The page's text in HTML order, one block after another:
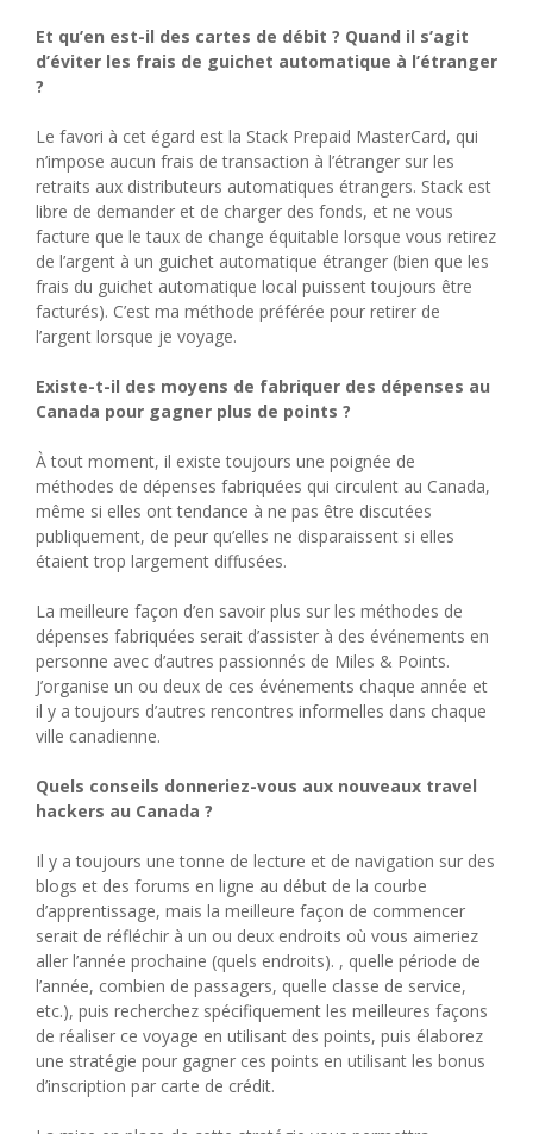
Et qu’en est-il des cartes de débit ? Quand il s’agit
d’éviter les frais de guichet automatique à l’étranger
?
Le favori à cet égard est la Stack Prepaid MasterCard, qui
n’impose aucun frais de transaction à l’étranger sur les
retraits aux distributeurs automatiques étrangers. Stack est
libre de demander et de charger des fonds, et ne vous
facture que le taux de change équitable lorsque vous retirez
de l’argent à un guichet automatique étranger (bien que les
frais du guichet automatique local puissent toujours être
facturés). C’est ma méthode préférée pour retirer de
l’argent lorsque je voyage.
Existe-t-il des moyens de fabriquer des dépenses au
Canada pour gagner plus de points ?
À tout moment, il existe toujours une poignée de
méthodes de dépenses fabriquées qui circulent au Canada,
même si elles ont tendance à ne pas être discutées
publiquement, de peur qu’elles ne disparaissent si elles
étaient trop largement diffusées.
La meilleure façon d’en savoir plus sur les méthodes de
dépenses fabriquées serait d’assister à des événements en
personne avec d’autres passionnés de Miles & Points.
J’organise un ou deux de ces événements chaque année et
il y a toujours d’autres rencontres informelles dans chaque
ville canadienne.
Quels conseils donneriez-vous aux nouveaux travel
hackers au Canada ?
Il y a toujours une tonne de lecture et de navigation sur des
blogs et des forums en ligne au début de la courbe
d’apprentissage, mais la meilleure façon de commencer
serait de réfléchir à un ou deux endroits où vous aimeriez
aller l’année prochaine (quels endroits). , quelle période de
l’année, combien de passagers, quelle classe de service,
etc.), puis recherchez spécifiquement les meilleures façons
de réaliser ce voyage en utilisant des points, puis élaborez
une stratégie pour gagner ces points en utilisant les bonus
d’inscription par carte de crédit.